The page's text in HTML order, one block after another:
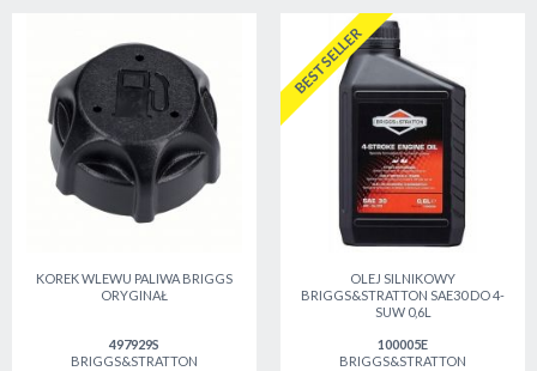
KOREK WLEWU PALIWA BRIGGS
ORYGINAŁ
497929S
BRIGGS&STRATTON
BESTSELLER
OLEJ SILNIKOWY
BRIGGS&STRATTON SAE30 DO 4-
SUW 0,6L
100005E
BRIGGS&STRATTON